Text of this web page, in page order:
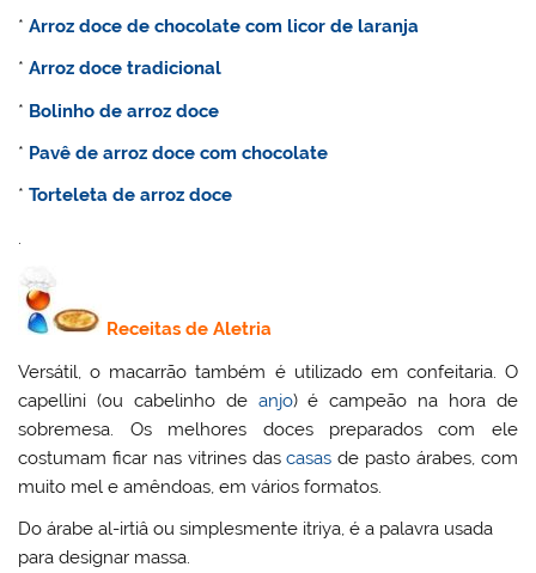
*Arroz doce de chocolate com licor de laranja
*Arroz doce tradicional
* Bolinho de arroz doce
* Pavê de arroz doce com chocolate
*Torteleta de arroz doce
.
Receitas de Aletria
Versátil, o macarrão também é utilizado em confeitaria. O
capellini (ou cabelinho de anjo) é campeão na hora de
sobremesa. Os melhores doces preparados com ele
costumam ficar nas vitrines dascasas de pasto árabes, com
muito mel e amêndoas, em vários formatos.
Do árabe al-irtiâ ou simplesmente itriya, é a palavra usada
para designar massa.